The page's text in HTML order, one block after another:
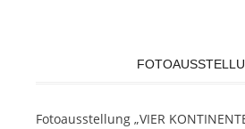
Fotoausstellung „VIER